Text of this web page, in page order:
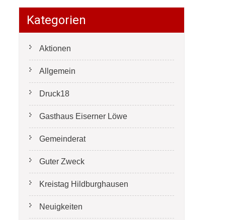
Kategorien
Aktionen
Allgemein
Druck18
Gasthaus Eiserner Löwe
Gemeinderat
Guter Zweck
Kreistag Hildburghausen
Neuigkeiten